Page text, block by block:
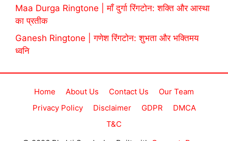
Maa Durga Ringtone | माँ दुर्गा रिंगटोन: शक्ति और आस्था
का प्रतीक
Ganesh Ringtone | गणेश रिंगटोन: शुभता और भक्तिमय
ध्वनि
Home About Us Contact Us
Our Team
Privacy Policy
Disclaimer GDPR
DMCA
T&C